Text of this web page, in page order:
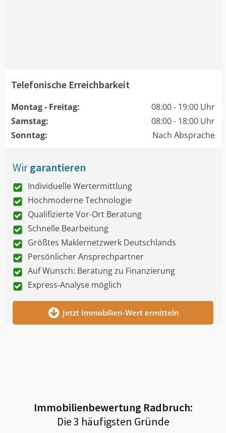
Telefonische Erreichbarkeit
Montag - Freitag:
08:00 - 19:00 Uhr
Samstag:
08:00 - 18:00 Uhr
Sonntag:
Nach Absprache
Wirgarantieren
Individuelle Wertermittlung
Hochmoderne Technologie
Qualifizierte Vor-Ort Beratung
Schnelle Bearbeitung
Größtes Maklernetzwerk Deutschlands
Persönlicher Ansprechpartner
Auf Wunsch: Beratung zu Finanzierung
Express-Analyse möglich
Jetzt Immobilien-Wert ermitteln
Immobilienbewertung Radbruch:
Die 3 häufigsten Gründe